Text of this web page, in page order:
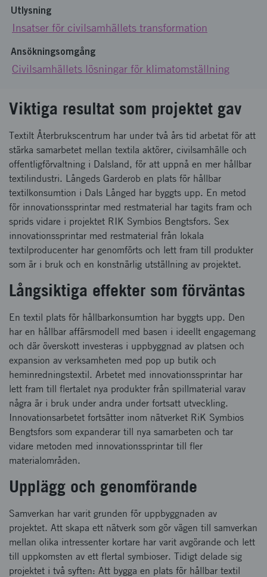
Utlysning
Insatser för civilsamhällets transformation
Ansökningsomgång
Civilsamhällets lösningar för klimatomställning
Viktiga resultat som projektet gav
Textilt Återbrukscentrum har under två års tid arbetat för att
stärka samarbetet mellan textila aktörer, civilsamhälle och
offentligförvaltning i Dalsland, för att uppnå en mer hållbar
textilindustri. Långeds Garderob en plats för hållbar
textilkonsumtion i Dals Långed har byggts upp. En metod
för innovationssprintar med restmaterial har tagits fram och
sprids vidare i projektet RIK Symbios Bengtsfors. Sex
innovationssprintar med restmaterial från lokala
textilproducenter har genomförts och lett fram till produkter
som är i bruk och en konstnärlig utställning av projektet.
Långsiktiga effekter som förväntas
En textil plats för hållbarkonsumtion har byggts upp. Den
har en hållbar affärsmodell med basen i ideellt engagemang
och där överskott investeras i uppbyggnad av platsen och
expansion av verksamheten med pop up butik och
heminredningstextil. Arbetet med innovationssprintar har
lett fram till flertalet nya produkter från spillmaterial varav
några är i bruk under andra under fortsatt utveckling.
Innovationsarbetet fortsätter inom nätverket RiK Symbios
Bengtsfors som expanderar till nya samarbeten och tar
vidare metoden med innovationssprintar till fler
materialområden.
Upplägg och genomförande
Samverkan har varit grunden för uppbyggnaden av
projektet. Att skapa ett nätverk som gör vägen till samverkan
mellan olika intressenter kortare har varit avgörande och lett
till uppkomsten av ett flertal symbioser. Tidigt delade sig
projektet i två syften: Att bygga en plats för hållbar textil